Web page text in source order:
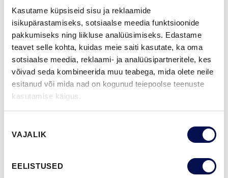
Kasutame küpsiseid sisu ja reklaamide
isikupärastamiseks, sotsiaalse meedia funktsioonide
pakkumiseks ning liikluse analüüsimiseks. Edastame
teavet selle kohta, kuidas meie saiti kasutate, ka oma
sotsiaalse meedia, reklaami- ja analüüsipartneritele, kes
võivad seda kombineerida muu teabega, mida olete neile
esitanud või mida nad on kogunud teiepoolse teenuste
kasutamise käigus.
valik
VAJALIK
EELISTUSED
ROHKEM
MÕÕDUD
VAATA
Võta meiega